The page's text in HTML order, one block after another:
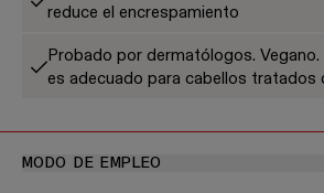
reduce el encrespamiento
Probado por dermatólogos.
es adecuado para cabellos tratados
MODO DE EMPLEO